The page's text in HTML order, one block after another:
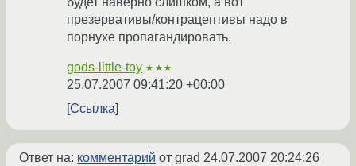
презервативы/контрацептивы надо в
порнухе пропагандировать.
gods-little-toy ★★★
25.07.2007 09:41:20 +00:00
Ссылка
Ответ на: комментарий от grad 24.07.2007 20:24:26